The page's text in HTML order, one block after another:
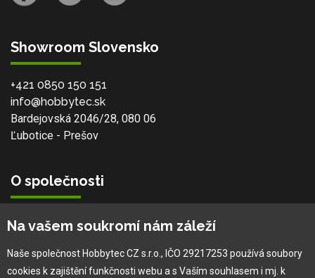
Showroom Slovensko
+421 0850 150 151
info@hobbytec.sk
Bardejovská 2046/28, 080 06
Ľubotice - Prešov
O společnosti
Vlastní výroba
Náš tým
O nás
Na vašem soukromí nám záleží
Naše společnost Hobbytec CZ s.r.o., IČO 29217253 používá soubory
cookies k zajištění funkčnosti webu a s Vaším souhlasem i mj. k